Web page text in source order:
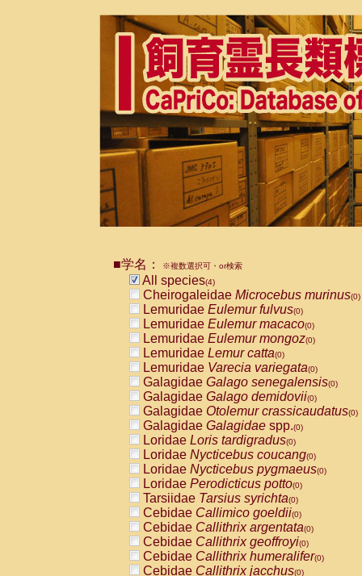
■学名： ※複数選択可・or検索
All species(4)
Cheirogaleidae Microcebus murinus(0)
Lemuridae Eulemur fulvus(0)
Lemuridae Eulemur macaco(0)
Lemuridae Eulemur mongoz(0)
Lemuridae Lemur catta(0)
Lemuridae Varecia variegata(0)
Galagidae Galago senegalensis(0)
Galagidae Galago demidovii(0)
Galagidae Otolemur crassicaudatus(0)
Galagidae Galagidae spp.(0)
Loridae Loris tardigradus(0)
Loridae Nycticebus coucang(0)
Loridae Nycticebus pygmaeus(0)
Loridae Perodicticus potto(0)
Tarsiidae Tarsius syrichta(0)
Cebidae Callimico goeldii(0)
Cebidae Callithrix argentata(0)
Cebidae Callithrix geoffroyi(0)
Cebidae Callithrix humeralifer(0)
Cebidae Callithrix jacchus(0)